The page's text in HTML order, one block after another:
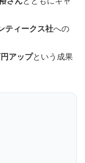
ティークス社への
アップという成果